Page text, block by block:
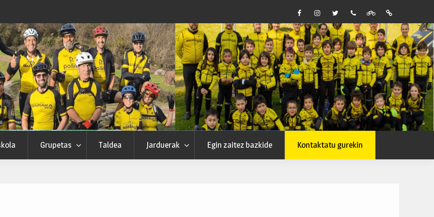
f i t telf stravaTik
Grupetas Taldea Jarduerak Egin zaitez bazkide Kontaktatu gurekin